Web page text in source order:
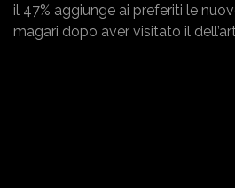
il 47% aggiunge ai preferiti le
magari dopo aver visitato il